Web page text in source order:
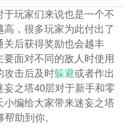
玩家们来说也是一个不
，很多玩家为此付出了
后获得奖励也会越丰
面对不同的敌人时使用
攻击后及时躲避或者作出
之塔40层对于新手和零
编给大家带来迷妄之塔
助到你。